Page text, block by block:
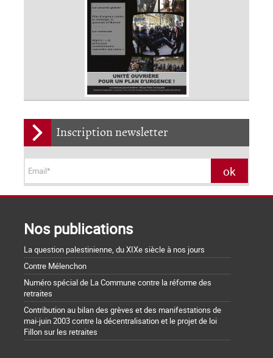
Inscription newsletter
Nos publications
La question palestinienne, du XIXe siècle à nos jours
Contre Mélenchon
Numéro spécial de La Commune contre la réforme des
retraites
Contribution au bilan des grèves et des manifestations de
mai-juin 2003 contre la décentralisation et le projet de loi
Fillon sur les retraites